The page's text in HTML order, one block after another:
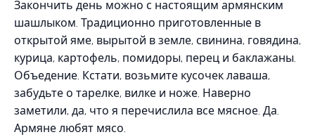
Закончить день можно с настоящим армянским
шашлыком. Традиционно приготовленные в
открытой яме, вырытой в земле, свинина, говядина,
курица, картофель, помидоры, перец и баклажаны.
Объедение. Кстати, возьмите кусочек лаваша,
забудьте о тарелке, вилке и ноже. Наверно
заметили, да, что я перечислила все мясное. Да.
Армяне любят мясо.